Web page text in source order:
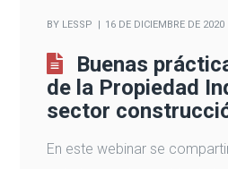
BY LESSP 16 DE DICIEMBRE DE 2020
Buenas
de la Propiedad
sector
En este webinar se